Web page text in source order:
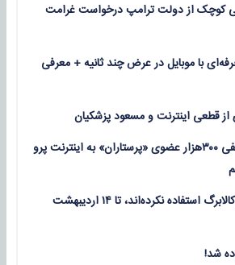
کوچک از دولت ترامپ درخواست غرامت
با موبایل در عرض چند ثانیه + معرفی
از قطعی اینترنت و مسعود پزشکیان
«نه» محکم نظام صنفی ۳۰۰هزار عضوی «پرستاران» به اینترنت پرو
کسانی که تاکنون از کالابرگ استفاده نکرده‌اند، تا ۱۴ اردیبهشت
شد!